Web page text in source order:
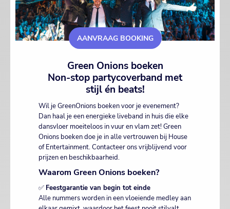
AANVRAAG BOOKING
Green Onions boeken
Non-stop partycoverband met
stijl én beats!
Wil je GreenOnions boeken voor je evenement?
Dan haal je een energieke liveband in huis die elke
dansvloer moeiteloos in vuur en vlam zet! Green
Onions boeken doe je in alle vertrouwen bij House
of Entertainment. Contacteer ons vrijblijvend voor
prijzen en beschikbaarheid.
Waarom Green Onions boeken?
✅ Feestgarantie van begin tot einde
Alle nummers worden in een vloeiende medley aan